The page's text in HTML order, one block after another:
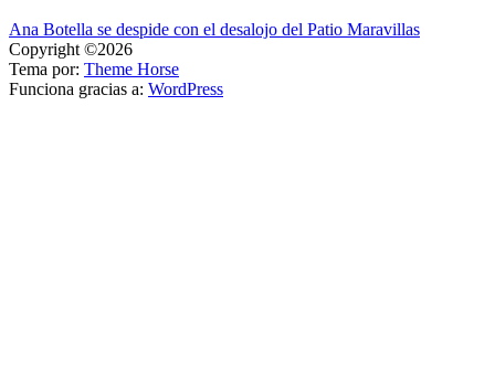
Navegación
de
entradas
Ana Botella se despide con el desalojo del Patio Maravillas
Copyright ©2026
Tema por: Theme Horse
Funciona gracias a: WordPress